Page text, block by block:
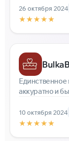
26 октября 2024
★★★★★
Единственное
аккуратно и
10 октября 2024
★★★★★